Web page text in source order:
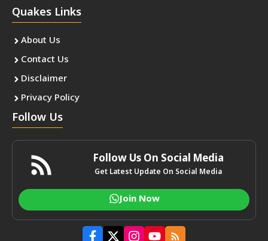
Quakes Links
About Us
Contact Us
Disclaimer
Privacy Policy
Follow Us
Follow Us On Social Media
Get Latest Update On Social Media
Join Now